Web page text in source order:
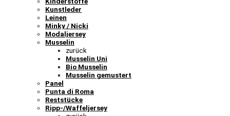
Kunstleder
Leinen
Minky / Nicki
Modaljersey
Musselin
zurück
Musselin Uni
Bio Musselin
Musselin gemustert
Panel
Punta di Roma
Reststücke
Ripp-/Waffeljersey